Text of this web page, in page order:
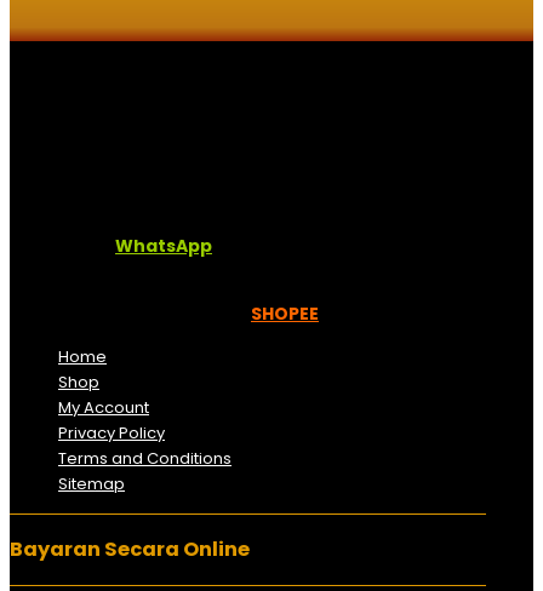
WhatsApp
SHOPEE
Home
Shop
My Account
Privacy Policy
Terms and Conditions
Sitemap
Bayaran Secara Online